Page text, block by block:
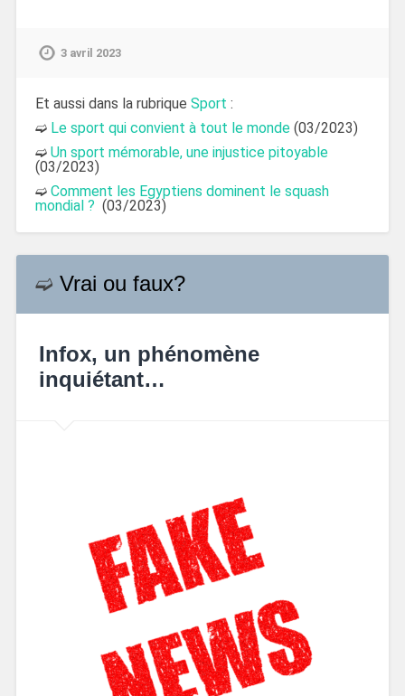
3 avril 2023
Et aussi dans la rubrique Sport :
➫ Le sport qui convient à tout le monde(03/2023)
➫ Un sport mémorable, une injustice pitoyable
(03/2023)
➫ Comment les Egyptiens dominent le squash
mondial ? (03/2023)
➫ Vrai ou faux?
Infox, un phénomène
inquiétant…